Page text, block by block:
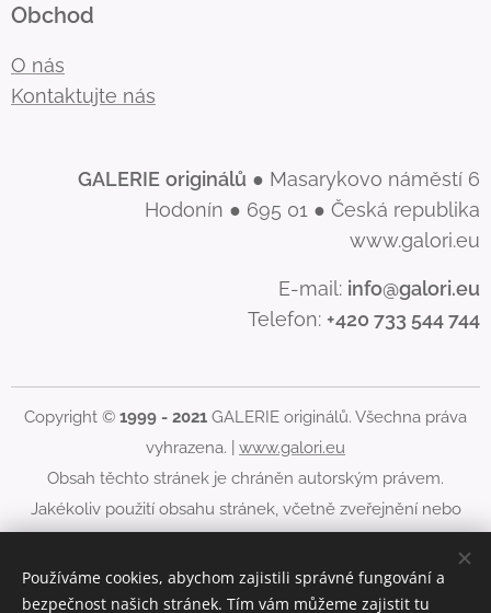
Obchod
O nás
Kontaktujte nás
GALERIE originálů ● Masarykovo náměstí 6
Hodonín ● 695 01 ● Česká republika
www.galori.eu
E-mail: info@galori.eu
Telefon: +420 733 544 744
Copyright © 1999 - 2021 GALERIE originálů. Všechna práva
vyhrazena. | www.galori.eu
Obsah těchto stránek je chráněn autorským právem.
Jakékoliv použití obsahu stránek, včetně zveřejnění nebo
GALERIE originálů zakázáno.
Používáme cookies, abychom zajistili správné fungování a
bezpečnost našich stránek. Tím vám můžeme zajistit tu